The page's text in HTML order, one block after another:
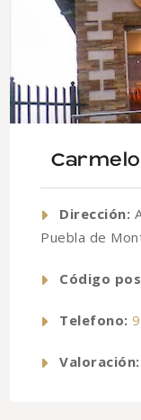
Dirección:
Puebla de
Código
Telefono:
Valoración: